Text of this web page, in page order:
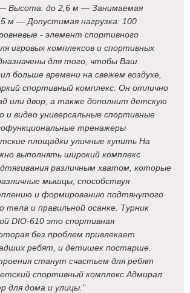
Высота: до 2,6 м — Занимаемая
м — Допустимая нагрузка: 100
- элемент спортивного
игровых комплексов и спортивных
для того, чтобы Ваш
больше времени на свежем воздухе,
спортивный комплекс. Он отлично
или двор, а также дополнит детскую
и видео универсальные спортивные
тренажеры
площадки уличные купить На
выполнять широкий комплекс
различным хватом, которые
мышцы, способствуя
и формированию подтянутого
тела и правильной осанке. Турник
DIO-610 это спортивная
без проблем привлекает
ребят, и детишек постарше.
станут счастьем для ребят
спортивный комплекс Адмирал
для дома и улицы."